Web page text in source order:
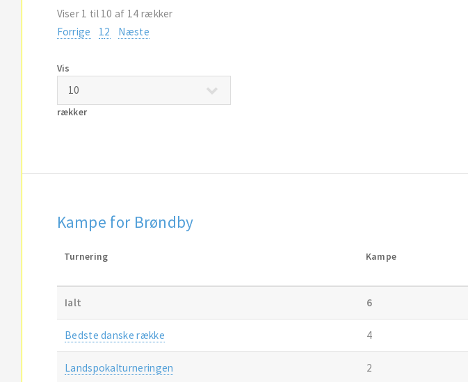
Viser 1 til 10 af 14 rækker
Forrige
1 2 Næste
Vis
rækker
Kampe for Brøndby
Turnering Kampe
Ialt 6
Bedste danske række 4
Landspokalturneringen 2